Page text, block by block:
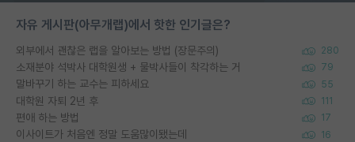
자유 게시판(아무개랩)에서 핫한 인기글은?
외부에서 괜찮은 랩을 알아보는 방법 (장문주의) 280
소재분야 석박사 대학원생 + 물박사들이 착각하는 거 79
말바꾸기 하는 교수는 피하세요 55
대학원 자퇴 2년 후 111
편애 하는 방법 17
이사이트가 처음엔 정말 도움많이됐는데 16